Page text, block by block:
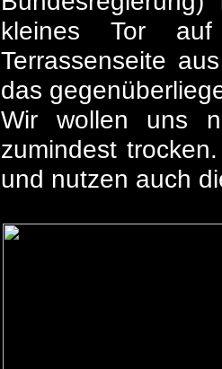
kleines Tor
Terrassenseite
das
Wir wollen uns
zumindest
und nutzen auch